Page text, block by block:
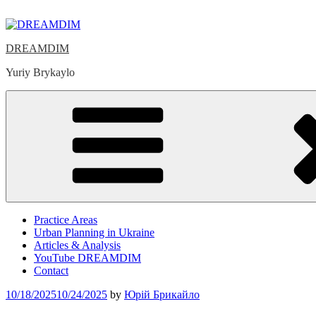
to
DREAMDIM
Yuriy Brykaylo
Practice Areas
Urban Planning in Ukraine
Articles & Analysis
YouTube DREAMDIM
Contact
Posted
10/18/202510/24/2025 by Юрій Брикайло